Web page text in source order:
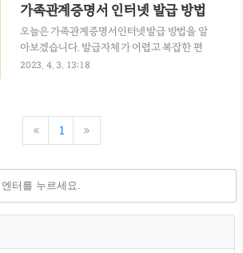
가족관계증명서 인터넷 발급 방법
오늘은 가족관계증명서인터넷발급 방법을 알
아보겠습니다. 발급자체가 어렵고 복잡한 편
은 아닙니다. 조금 더 쉽게 이미지를 보면서 알
https://efamily.scourt.go.kr/index.jsp 대
한민국 법원 전자가족관계등록시스템EB[2/2]
계증명서 클릭 2-2 신청인 정보 입력 - 약관동
2023. 4. 3. 13:18
« 1 »